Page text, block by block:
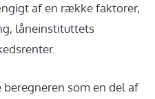
af en række faktorer,
låneinstituttets
som en del af